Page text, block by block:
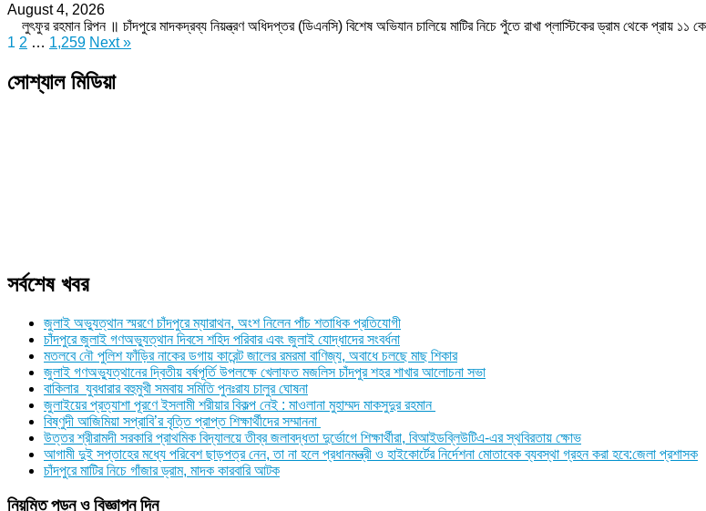
August 4, 2026
লুৎফুর রহমান রিপন ॥ চাঁদপুরে মাদকদ্রব্য নিয়ন্ত্রণ অধিদপ্তর (ডিএনসি) বিশেষ অভিযান চালিয়ে মাটির নিচে পুঁতে রাখা প্লাস্টিকের ড্রাম থেকে প্রায় ১১
Posts
pagination
1 2 … 1,259 Next »
সোশ্যাল মিডিয়া
সর্বশেষ খবর
জুলাই অভ্যুত্থান স্মরণে চাঁদপুরে ম্যারাথন, অংশ নিলেন পাঁচ শতাধিক প্রতিযোগী
চাঁদপুরে জুলাই গণঅভ্যুত্থান দিবসে শহিদ পরিবার এবং জুলাই যোদ্ধাদের সংবর্ধনা
মতলবে নৌ পুলিশ ফাঁড়ির নাকের ডগায় কারেন্ট জালের রমরমা বাণিজ্য, অবাধে চলছে মাছ শিকার
জুলাই গণঅভ্যুত্থানের দ্বিতীয় বর্ষপূর্তি উপলক্ষে খেলাফত মজলিস চাঁদপুর শহর শাখার আলোচনা সভা
বাকিলার যুবধারার বহুমুখী সমবায় সমিতি পুনঃরায চালুর ঘোষনা
জুলাইয়ের প্রত্যাশা পূরণে ইসলামী শরীয়ার বিকল্প নেই : মাওলানা মুহাম্মদ মাকসুদুর রহমান
বিষ্ণুদী আজিমিয়া সপ্রাবি’র বৃত্তি প্রাপ্ত শিক্ষার্থীদের সম্মাননা
উত্তর শ্রীরামদী সরকারি প্রাথমিক বিদ্যালয়ে তীব্র জলাবদ্ধতা দুর্ভোগে শিক্ষার্থীরা, বিআইডব্লিউটিএ-এর স্থবিরতায় ক্ষোভ
আগামী দুই সপ্তাহের মধ্যে পরিবেশ ছাড়পত্র নেন, তা না হলে প্রধানমন্ত্রী ও হাইকোর্টের নির্দেশনা মোতাবেক ব্যবস্থা গ্রহন করা হবে:জেলা প্রশাসক
চাঁদপুরে মাটির নিচে গাঁজার ড্রাম, মাদক কারবারি আটক
নিয়মিত পড়ুন ও বিজ্ঞাপন দিন